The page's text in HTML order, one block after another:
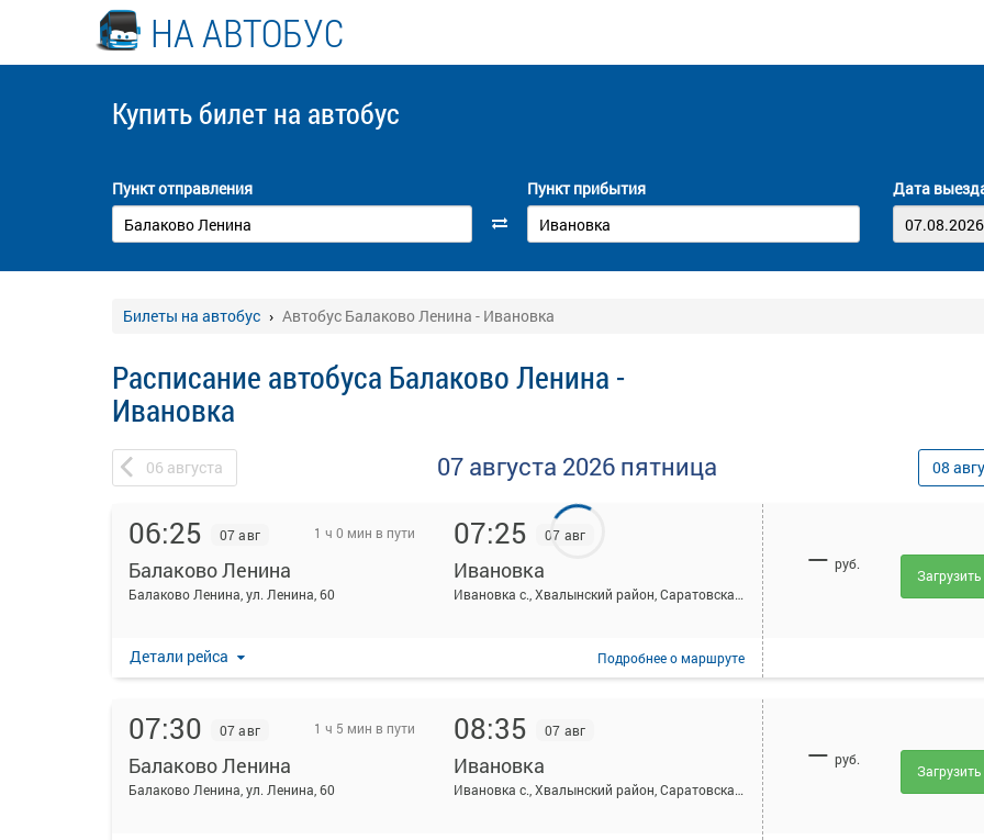
НА АВТОБУС
Купить билет на автобус
Пункт отправления Пункт прибытия Дата
Билеты на автобус Автобус Балаково Ленина - Ивановка
Расписание автобуса Балаково Ленина -
Ивановка
06 августа 07 августа 2026 пятница 08
06:25 07 авг 1 ч 0 мин в пути
Балаково Ленина
Балаково Ленина, ул. Ленина, 60
07:25 07 авг
Ивановка
Ивановка с., Хвалынский район, Саратовская область
Детали рейса Подробнеео маршруте
— руб.
07:30 07 авг 1 ч 5 мин в пути
Балаково Ленина
Балаково Ленина, ул. Ленина, 60
08:35 07 авг
Ивановка
Ивановка с., Хвалынский район, Саратовская область
— руб.